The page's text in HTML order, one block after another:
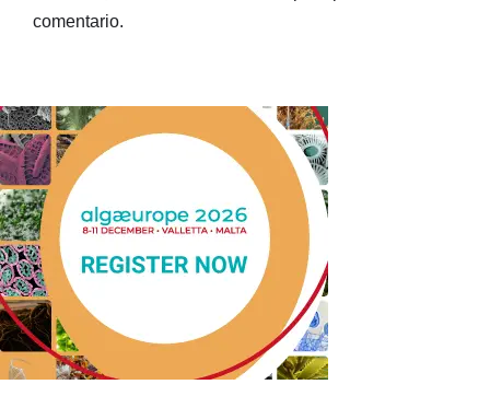
comentario.